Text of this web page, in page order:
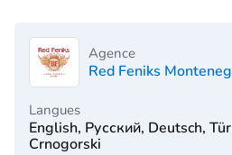
Agence
Red Feniks
Langues
English, Русский, Deutsch,
Crnogorski